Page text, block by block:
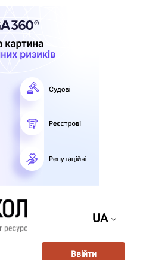
UA
Ввійти